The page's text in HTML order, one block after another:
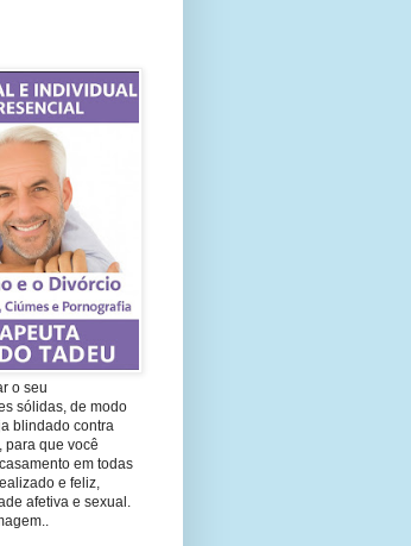
o seu
sólidas, de modo
blindado contra
para que você
em todas
e feliz,
afetiva e sexual.